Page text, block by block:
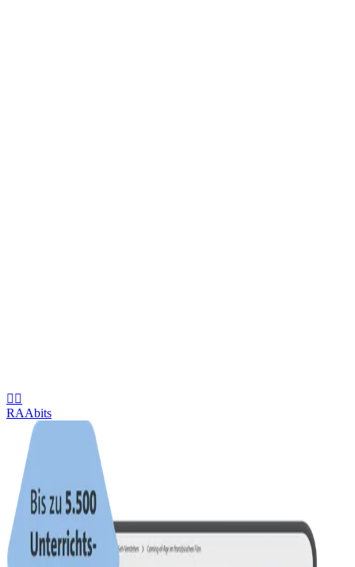
 
RAAbits